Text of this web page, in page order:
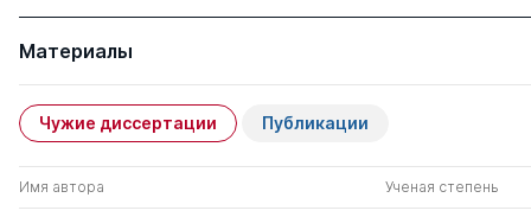
Материалы
Чужие диссертации Публикации
Имя автора Ученая степень